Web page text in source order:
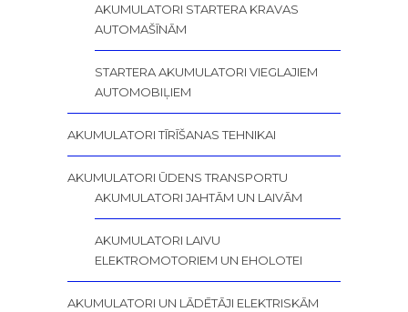
AKUMULATORI STARTERA KRAVAS
AUTOMAŠĪNĀM
STARTERA AKUMULATORI VIEGLAJIEM
AUTOMOBIĻIEM
AKUMULATORI TĪRĪŠANAS TEHNIKAI
AKUMULATORI ŪDENS TRANSPORTU
AKUMULATORI JAHTĀM UN LAIVĀM
AKUMULATORI LAIVU
ELEKTROMOTORIEM UN EHOLOTEI
AKUMULATORI UN LĀDĒTĀJI ELEKTRISKĀM